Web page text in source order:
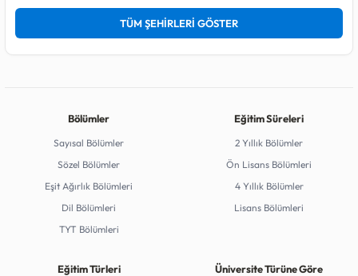
TÜM ŞEHİRLERİ GÖSTER
Bölümler
Sayısal Bölümler
Sözel Bölümler
Eşit Ağırlık Bölümleri
Dil Bölümleri
TYT Bölümleri
Eğitim Süreleri
2 Yıllık Bölümler
Ön Lisans Bölümleri
4 Yıllık Bölümler
Lisans Bölümleri
Eğitim Türleri Üniversite Türüne Göre